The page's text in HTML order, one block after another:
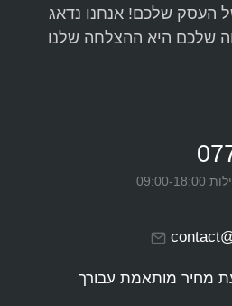
העסק שלכם! אנחנו נדאג
שלכם היא ההצלחה שלנו
18:00
מחיר מותאמת עבורך